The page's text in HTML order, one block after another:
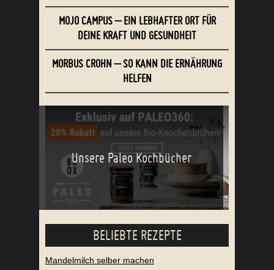
MOJO CAMPUS – EIN LEBHAFTER ORT FÜR
DEINE KRAFT UND GESUNDHEIT
MORBUS CROHN – SO KANN DIE ERNÄHRUNG
HELFEN
Unsere Paleo Kochbücher
BELIEBTE REZEPTE
Mandelmilch selber machen